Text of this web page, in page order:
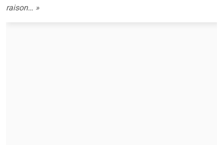
raison… »